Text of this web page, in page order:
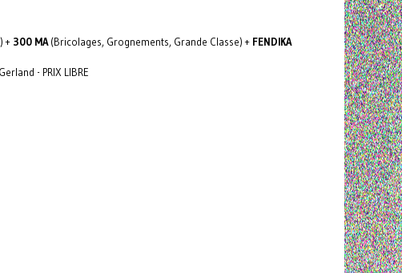
+ 300 MA(Bricolages, Grognements, Grande Classe) + FENDIKA
- PRIX LIBRE